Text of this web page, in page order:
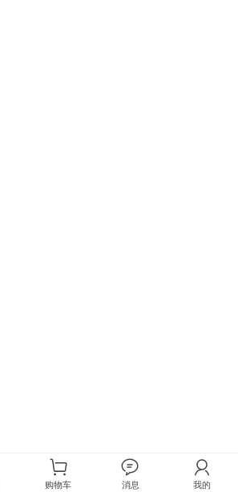
购物车 消息 我的